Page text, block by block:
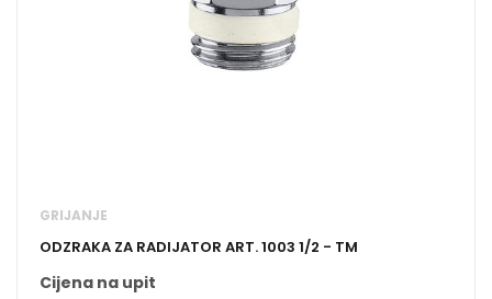
GRIJANJE
ODZRAKA ZA RADIJATOR ART. 1003 1/2 - TM
Cijena na upit